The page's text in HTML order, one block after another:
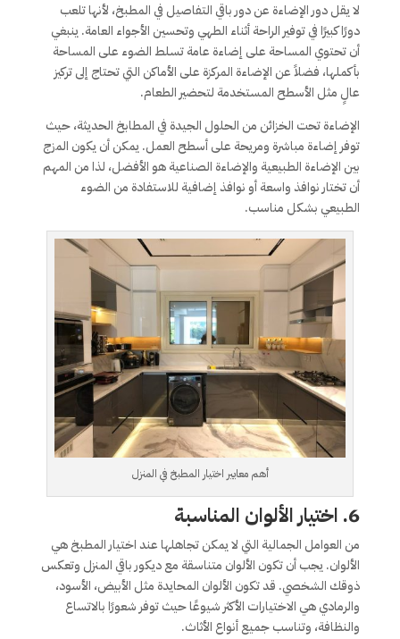
لا يقل دور الإضاءة عن دور باقي التفاصيل في المطبخ، لأنها تلعب
دورًا كبيرًا في توفير الراحة أثناء الطهي وتحسين الأجواء العامة. ينبغي
أن تحتوي المساحة على إضاءة عامة تسلط الضوء على المساحة
بأكملها، فضلاً عن الإضاءة المركزة على الأماكن التي تحتاج إلى تركيز
عالٍ مثل الأسطح المستخدمة لتحضير الطعام.
الإضاءة تحت الخزائن من الحلول الجيدة في المطابخ الحديثة، حيث
توفر إضاءة مباشرة ومريحة على أسطح العمل. يمكن أن يكون المزج
بين الإضاءة الطبيعية والإضاءة الصناعية هو الأفضل، لذا من المهم
أن تختار نوافذ واسعة أو نوافذ إضافية للاستفادة من الضوء
الطبيعي بشكل مناسب.
أهم معايير اختيار المطبخ في المنزل
6. اختيار الألوان المناسبة
من العوامل الجمالية التي لا يمكن تجاهلها عند اختيار المطبخ هي
الألوان. يجب أن تكون الألوان متناسقة مع ديكور باقي المنزل وتعكس
ذوقك الشخصي. قد تكون الألوان المحايدة مثل الأبيض، الأسود،
والرمادي هي الاختيارات الأكثر شيوعًا حيث توفر شعورًا بالاتساع
والنظافة، وتناسب جميع أنواع الأثاث.